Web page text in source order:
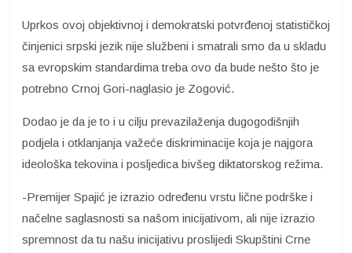
Uprkos ovoj objektivnoj i demokratski potvrđenoj statističkoj
činjenici srpski jezik nije službeni i smatrali smo da u skladu
sa evropskim standardima treba ovo da bude nešto što je
potrebno Crnoj Gori-naglasio je Zogović.
Dodao je da je to i u cilju prevazilaženja dugogodišnjih
podjela i otklanjanja važeće diskriminacije koja je najgora
ideološka tekovina i posljedica bivšeg diktatorskog režima.
-Premijer Spajić je izrazio određenu vrstu lične podrške i
načelne saglasnosti sa našom inicijativom, ali nije izrazio
spremnost da tu našu inicijativu proslijedi Skupštini Crne